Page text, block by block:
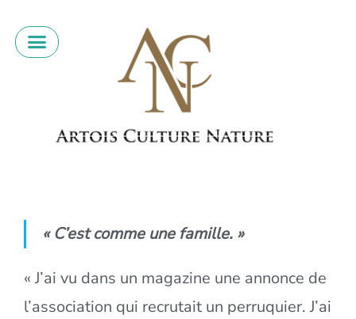
« C’est comme une famille. »
« J’ai vu dans un magazine une annonce de
l’association qui recrutait un perruquier. J’ai